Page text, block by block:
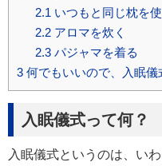
2.1 いつもと同じ枕を使
2.2アロマを炊く
2.3パジャマを着る
3 何でもいいので、入眠儀
入眠儀式って何？
入眠儀式というのは、い